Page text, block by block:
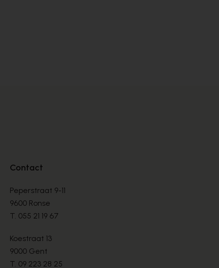
Contact
Peperstraat 9-11
9600 Ronse
T. 055 21 19 67
Koestraat 13
9000 Gent
T. 09 223 28 25